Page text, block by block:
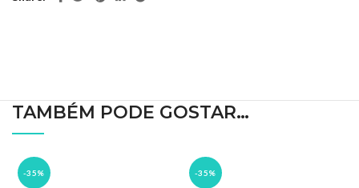
TAMBÉM PODE GOSTAR…
-35% -35%